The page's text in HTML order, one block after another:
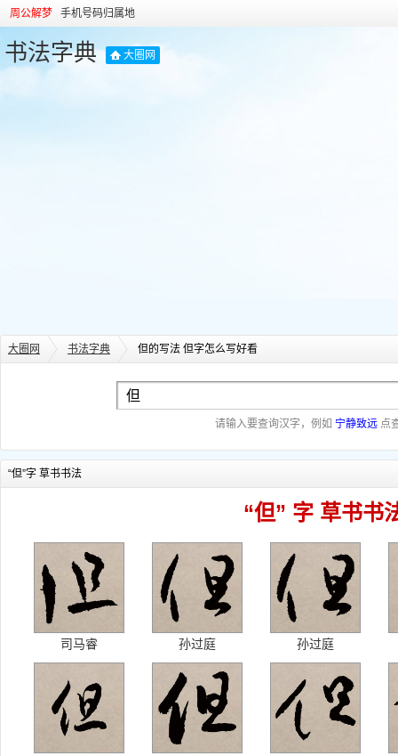
周公解梦 手机号码归属地
书法字典 大圈网
大圈网 书法字典 但的写法 但字怎么写好看
请输入要查询汉字，例如 宁静致远 点
“但”字 草书书法
“但” 字 草书书
司马睿 孙过庭 孙过庭